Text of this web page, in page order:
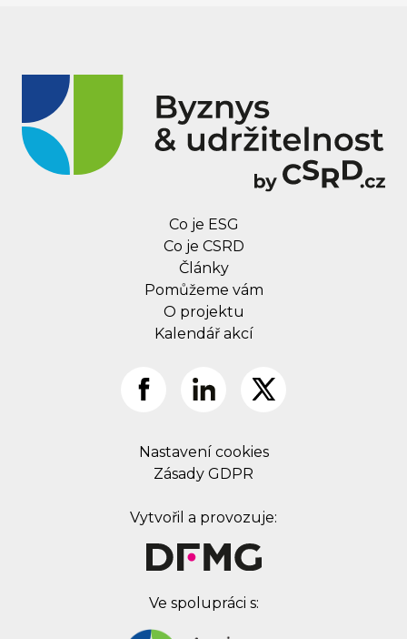
Co je ESG
Co je CSRD
Články
Pomůžeme vám
O projektu
Kalendář akcí
Nastavení cookies
Zásady GDPR
Vytvořil a provozuje:
Ve spolupráci s: